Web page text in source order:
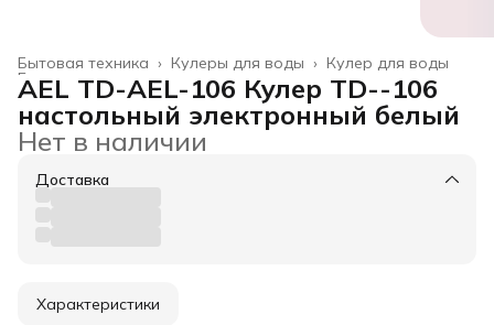
Кулер для воды
Кулеры для воды ›
Бытовая техника ›
Главная ›
AEL TD-AEL-106 Кулер TD--106
настольный электронный белый
Нет в наличии
Доставка
Характеристики